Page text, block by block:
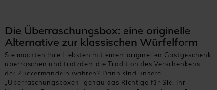
Die Überraschungsbox: eine originelle
Alternative zur klassischen Würfelform
Sie möchten Ihre Liebsten mit einem originellen Gastgeschenk
überraschen und trotzdem die Tradition des Verschenkens
der Zuckermandeln wahren? Dann sind unsere
„Überraschungsboxen“ genau das Richtige für Sie. Ihr